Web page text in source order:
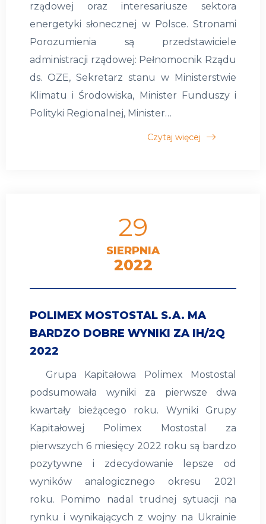
rządowej oraz interesariusze sektora
energetyki słonecznej w Polsce. Stronami
Porozumienia są przedstawiciele
administracji rządowej: Pełnomocnik Rządu
ds. OZE, Sekretarz stanu w Ministerstwie
Klimatu i Środowiska, Minister Funduszy i
Polityki Regionalnej, Minister…
Czytaj więcej
29
SIERPNIA
2022
POLIMEX MOSTOSTAL S.A. MA
BARDZO DOBRE WYNIKI ZA IH/2Q
2022
Grupa Kapitałowa Polimex Mostostal
podsumowała wyniki za pierwsze dwa
kwartały bieżącego roku. Wyniki Grupy
Kapitałowej Polimex Mostostal za
pierwszych 6 miesięcy 2022 roku są bardzo
pozytywne i zdecydowanie lepsze od
wyników analogicznego okresu 2021
roku. Pomimo nadal trudnej sytuacji na
rynku i wynikających z wojny na Ukrainie